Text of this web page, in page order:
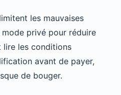
les mauvaises
privé pour réduire
lire les conditions
avant de payer,
de bouger.